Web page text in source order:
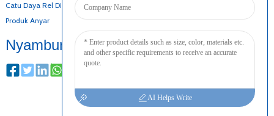
Catu Daya Rel Din
Produk Anyar
Nyambung
AI Helps Write